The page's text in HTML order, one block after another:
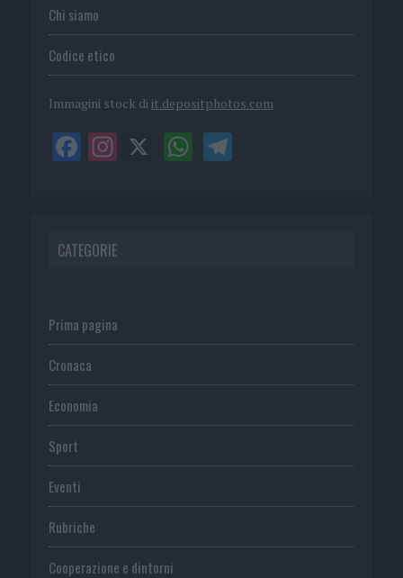
Chi siamo
Codice etico
Immagini stock di it.depositphotos.com
CATEGORIE
Prima pagina
Cronaca
Economia
Sport
Eventi
Rubriche
Cooperazione e dintorni